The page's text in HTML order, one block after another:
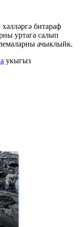
битараф
уртага салып
ачыклыйк.
укыгыз